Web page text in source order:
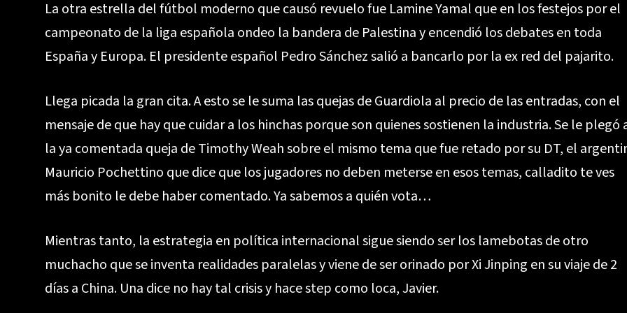
La otra estrella del fútbol moderno que causó revuelo fue Lamine Yamal que en los festejos por el
campeonato de la liga española ondeo la bandera de Palestina y encendió los debates en toda
España y Europa. El presidente español Pedro Sánchez salió a bancarlo por la ex red del pajarito.
Llega picada la gran cita. A esto se le suma las quejas de Guardiola al precio de las entradas, con el
mensaje de que hay que cuidar a los hinchas porque son quienes sostienen la industria. Se le plegó
la ya comentada queja de Timothy Weah sobre el mismo tema que fue retado por su DT, el
Mauricio Pochettino que dice que los jugadores no deben meterse en esos temas, calladito te ves
más bonito le debe haber comentado. Ya sabemos a quién vota…
Mientras tanto, la estrategia en política internacional sigue siendo ser los lamebotas de otro
muchacho que se inventa realidades paralelas y viene de ser orinado por Xi Jinping en su viaje de 2
días a China. Una dice no hay tal crisis y hace step como loca, Javier.